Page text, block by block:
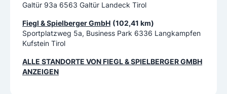
Galtür 93a 6563 Galtür Landeck Tirol
Fiegl & Spielberger GmbH (102,41 km)
Sportplatzweg 5a, Business Park 6336 Langkampfen
Kufstein Tirol
ALLE STANDORTE VONFIEGL & SPIELBERGER GMBH
ANZEIGEN